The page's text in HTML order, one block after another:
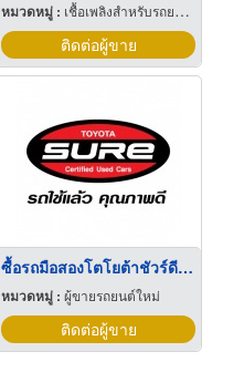
หมวดหมู่ : เชื้อเพลิงสำหรับรถยนต์แก๊ส
ติดต่อผู้ขาย
ซื้อรถมือสองโตโยต้าชัวร์ดีกว่ารถมือสองบางแห่งอย่างไร
หมวดหมู่ :ผู้ขายรถยนต์ใหม่
ติดต่อผู้ขาย